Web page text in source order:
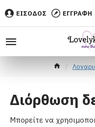
ΕΙΣΟΔΟΣ ΕΓΓΡΑΦΗ
Διόρθωση
Μπορείτε να